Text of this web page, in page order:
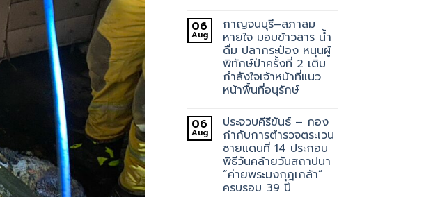
06
Aug
กาญจนบุรี–สภาลม
หายใจ มอบข้าวสาร น้ำ
ดื่ม ปลากระป๋อง หนุนผู้
พิทักษ์ป่าครั้งที่ 2 เติม
กำลังใจเจ้าหน้าที่แนว
หน้าพื้นที่อนุรักษ์
06
Aug
ประจวบคีรีขันธ์ – กอง
กำกับการตำรวจตระเวน
ชายแดนที่ 14 ประกอบ
พิธีวันคล้ายวันสถาปนา
“ค่ายพระมงกุฎเกล้า”
ครบรอบ 39 ปี